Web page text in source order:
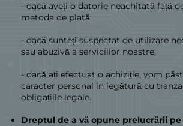
- dacă aveți o datorie neachitată față
metoda de plată;
- dacă sunteți suspectat de utilizare
sau abuzivă a serviciilor noastre;
- dacă ați efectuat o achiziție, vom
caracter personal în legătură cu
obligațiile legale.
Dreptul de a vă opune prelucrării